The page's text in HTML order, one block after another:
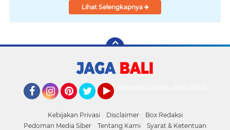
Lihat Selengkapnya
Kebijakan Privasi Disclaimer
Box Redaksi
Pedoman Media Siber
Tentang Kami Syarat & Ketentuan